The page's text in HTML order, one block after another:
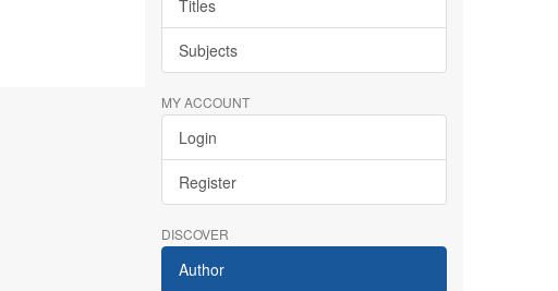
Titles
Subjects
MY ACCOUNT
Login
Register
DISCOVER
Author